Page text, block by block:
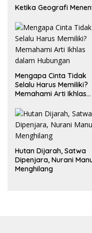
Ketika Geografi
Mengapa Cinta Tidak
Selalu Harus Memiliki?
Memahami Arti Ikhlas
Hutan Dijarah, Satwa
Dipenjara, Nurani
Menghilang